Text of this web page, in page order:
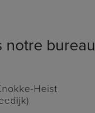
notre bureau
Heist